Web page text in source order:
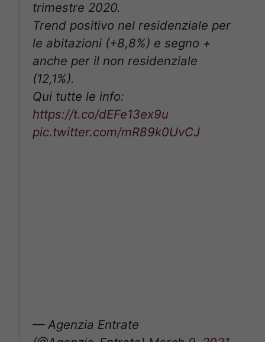
trimestre 2020.
Trend positivo nel residenziale per
le abitazioni (+8,8%) e segno +
anche per il non residenziale
(12,1%).
Qui tutte le info:
https://t.co/dEFe13ex9u
pic.twitter.com/mR89k0UvCJ
— Agenzia Entrate